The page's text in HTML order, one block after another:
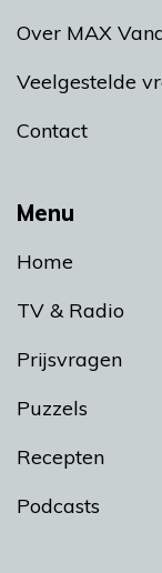
Menu
Home
TV & Radio
Prijsvragen
Puzzels
Recepten
Podcasts
Over MAX
Veelgestelde
Contact